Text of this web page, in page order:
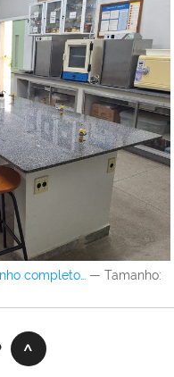
completo… — Tamanho: